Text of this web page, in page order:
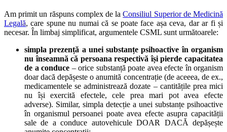
Am primit un răspuns complex de laConsiliul Superior de Medicină
Legală, care spune nu numai că se poate face așa ceva, dar ar fi și
necesar. În limbaj simplificat, argumentele CSML sunt următoarele:
simpla prezență a unei substanțe psihoactive în organism
nu înseamnă că persoana respectivă își pierde capacitatea
de a conduce – orice substanță poate avea efecte în organism
doar dacă depășeste o anumită concentrație (de aceeea, de ex.,
medicamentele se administrează dozate – cantitățile prea mici
nu își exercită efectele, cele prea mari pot avea efecte
adverse). Similar, simpla detecție a unei substanțe psihoactive
în organismul persoanei poate avea efecte asupra capacității
sale de a conduce autovehicule DOAR DACĂ depășește